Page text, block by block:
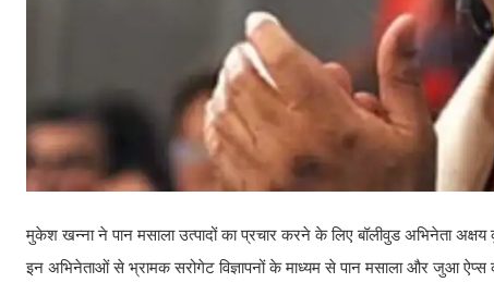
मुकेश खन्ना ने पान मसाला उत्पादों का प्रचार करने के लिए बॉलीवुड अभिनेता
इन अभिनेताओं से भ्रामक सरोगेट विज्ञापनों के माध्यम से पान मसाला और जुआ ऐप्स